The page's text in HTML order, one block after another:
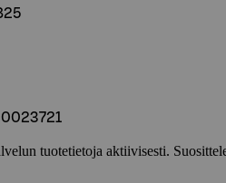
tuotetietoja aktiivisesti.